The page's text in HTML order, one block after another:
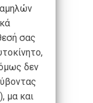
σας
όμως δεν
μα και